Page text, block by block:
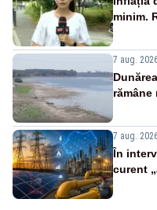
minim.
7 aug.
7 aug.
În
curent